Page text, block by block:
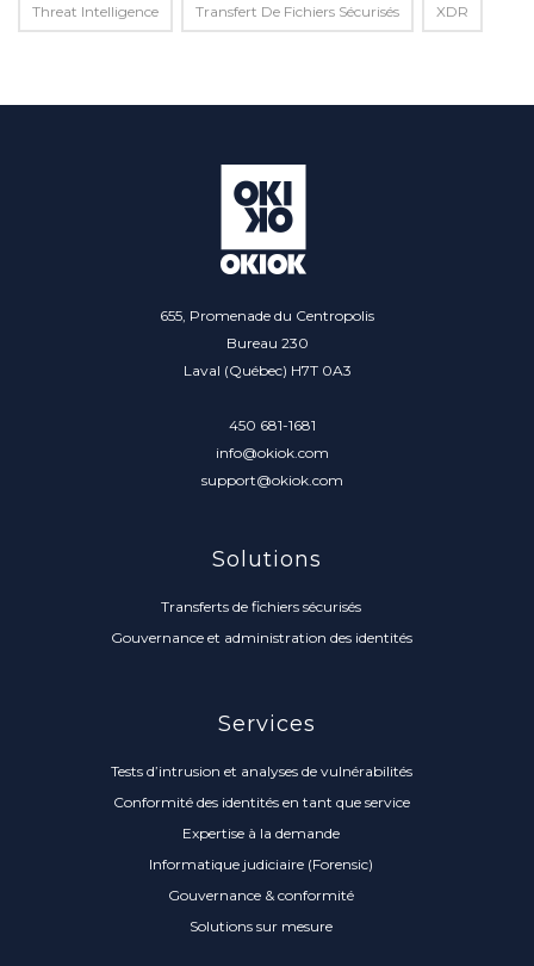
Threat Intelligence Transfert De Fichiers Sécurisés XDR
655, Promenade du Centropolis
Bureau 230
Laval (Québec) H7T 0A3
450 681-1681
info@okiok.com
support@okiok.com
Solutions
Transferts de fichiers sécurisés
Gouvernance et administration des identités
Services
Tests d’intrusion et analyses de vulnérabilités
Conformité des identités en tant que service
Expertise à la demande
Informatique judiciaire (Forensic)
Gouvernance & conformité
Solutions sur mesure